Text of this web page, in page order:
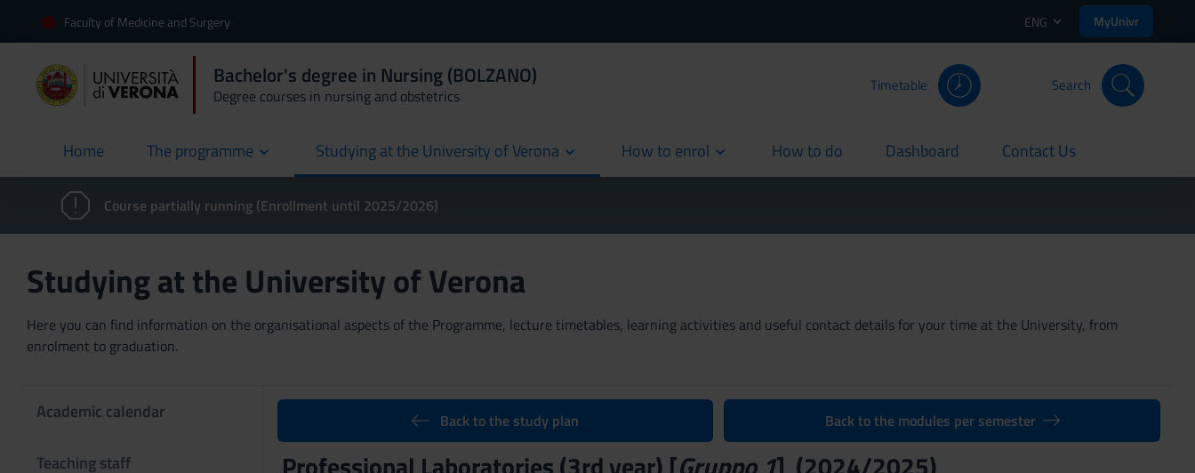
Faculty of Medicine and Surgery ENG MyUnivr
Bachelor's degree in Nursing (BOLZANO)
Degree courses in nursing and obstetrics
Timetable Search
Home
current The programme Studying at the University of Verona How to enrol How to do
current Dashboard
current Contact Us
current
Course partially running (Enrollment until 2025/2026)
Studying at the University of Verona
Here you can find information on the organisational aspects of the Programme, lecture timetables, learning activities and useful contact details for your time at the University, from
enrolment to graduation.
Academic calendar
Teaching staff
Back to the study plan Back to the modules per semester